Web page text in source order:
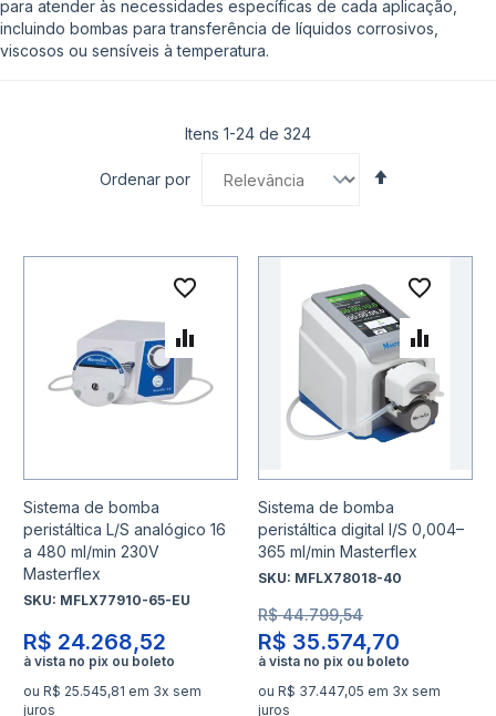
para atender às necessidades específicas de cada aplicação,
incluindo bombas para transferência de líquidos corrosivos,
viscosos ou sensíveis à temperatura.
Itens 1-24 de 324
Ordenar por
Sistema de bomba
peristáltica L/S analógico 16
a 480 ml/min 230V
Masterflex
SKU: MFLX77910-65-EU
R$ 24.268,52
ou R$ 25.545,81 em 3x sem
juros
Adicionar à lista de
Adicionar para Comparar
Sistema de bomba
peristáltica digital I/S 0,004–
365 ml/min Masterflex
SKU: MFLX78018-40
R$ 35.574,70
R$ 44.799,54
ou R$ 37.447,05 em 3x sem
juros